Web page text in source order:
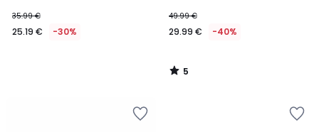
35.99 €
25.19 € -30%
49.99 €
29.99 € -40%
5
/